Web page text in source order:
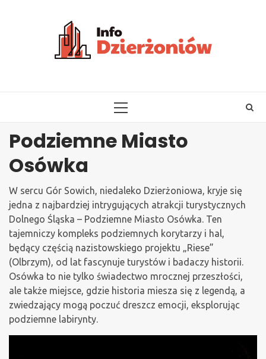
PRIMARY
Podziemne Miasto
Osówka
W sercu Gór Sowich, niedaleko Dzierżoniowa, kryje się
jedna z najbardziej intrygujących atrakcji turystycznych
Dolnego Śląska – Podziemne Miasto Osówka. Ten
tajemniczy kompleks podziemnych korytarzy i hal,
będący częścią nazistowskiego projektu „Riese”
(Olbrzym), od lat fascynuje turystów i badaczy historii.
Osówka to nie tylko świadectwo mrocznej przeszłości,
ale także miejsce, gdzie historia miesza się z legendą, a
zwiedzający mogą poczuć dreszcz emocji, eksplorując
podziemne labirynty.